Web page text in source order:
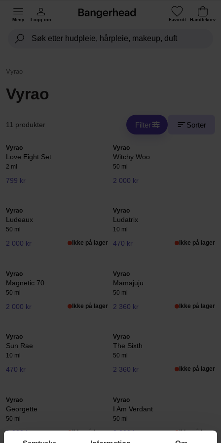
Meny Logg inn Favoritt Handlekurv
Vyrao
Vyrao
11 produkter Filter Sorter
Vyrao
Love Eight Set
2 ml
799 kr
Vyrao
Witchy Woo
50 ml
2 000 kr
Vyrao
Ludeaux
50 ml
2 000 kr Ikke på lager
Vyrao
Ludatrix
10 ml
470 kr Ikke på lager
Vyrao
Magnetic 70
50 ml
2 000 kr Ikke på lager
Vyrao
Mamajuju
50 ml
2 360 kr Ikke på lager
Vyrao
Sun Rae
10 ml
470 kr
Vyrao
The Sixth
50 ml
2 360 kr Ikke på lager
Vyrao
Georgette
50 ml
2 000 kr Ikke på lager
Vyrao
I Am Verdant
50 ml
2 000 kr Ikke på lager